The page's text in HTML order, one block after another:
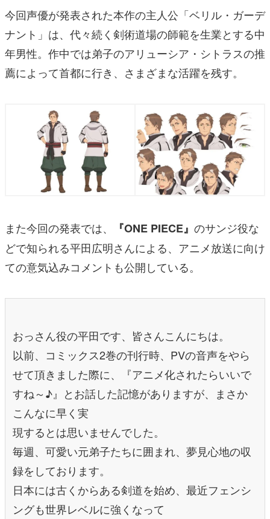
今回声優が発表された本作の主人公「ベリル・ガーデ
ナント」は、代々続く剣術道場の師範を生業とする中
年男性。作中では弟子のアリューシア・シトラスの推
薦によって首都に行き、さまざまな活躍を残す。
また今回の発表では、 『ONE PIECE』 のサンジ役な
どで知られる平田広明さんによる、アニメ放送に向け
ての意気込みコメントも公開している。
おっさん役の平田です、皆さんこんにちは。
以前、コミックス2巻の刊行時、PVの音声をやら
せて頂きました際に、『アニメ化されたらいいで
すね～♪』とお話した記憶がありますが、まさか
こんなに早く実
現するとは思いませんでした。
毎週、可愛い元弟子たちに囲まれ、夢見心地の収
録をしております。
日本には古くからある剣道を始め、最近フェンシ
ングも世界レベルに強くなって